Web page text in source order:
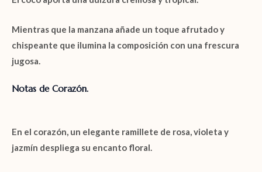
Mientras que la manzana añade un toque afrutado y
chispeante que ilumina la composición con una frescura
jugosa.
Notas de Corazón.
En el corazón, un elegante ramillete de rosa, violeta y
jazmín despliega su encanto floral.